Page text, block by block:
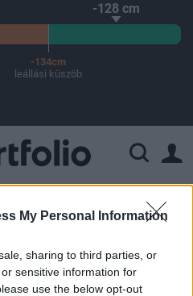
My Personal Information
sharing to third parties, or
sensitive information for
use the below opt-out
-128 cm
-134cm
leállási küszöb